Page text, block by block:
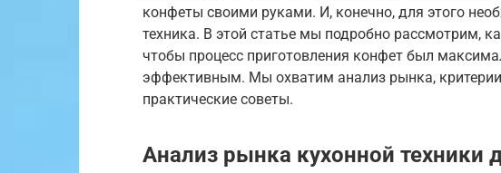
конфеты своими руками. И, конечно, для этого
техника. В этой статье мы подробно рассмотрим,
чтобы процесс приготовления конфет был
эффективным. Мы охватим анализ рынка,
практические советы.
Анализ рынка кухонной техники